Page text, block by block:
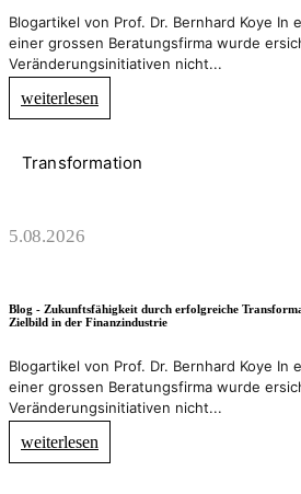
Blogartikel von Prof. Dr. Bernhard Koye In
einer grossen Beratungsfirma wurde
Veränderungsinitiativen nicht...
weiterlesen
Transformation
5.08.2026
Blog - Zukunftsfähigkeit durch erfolgreiche
Zielbild in der Finanzindustrie
Blogartikel von Prof. Dr. Bernhard Koye In
einer grossen Beratungsfirma wurde
Veränderungsinitiativen nicht...
weiterlesen